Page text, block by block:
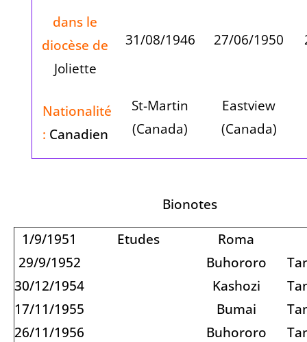
dans le
diocèse de
Joliette
31/08/1946 27/06/1950
Nationalité
: Canadien
St-Martin
(Canada)
Eastview
(Canada)
Bionotes
1/9/1951
Etudes Roma
29/9/1952
Buhororo
30/12/1954
Kashozi
17/11/1955
Bumai
26/11/1956
Buhororo